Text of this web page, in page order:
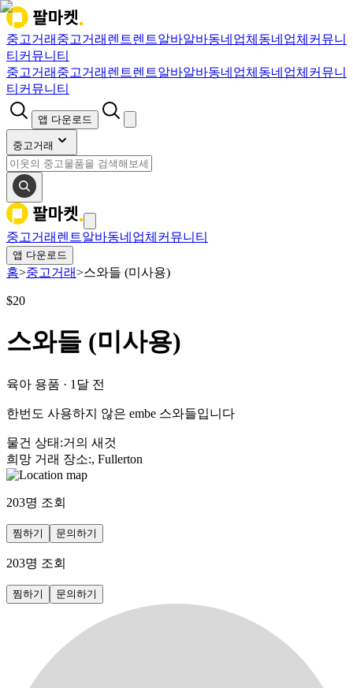
중고거래 중고거래 렌트렌트알바알바동네업체 동네업체 커뮤니
티 커뮤니티
중고거래 중고거래 렌트렌트알바알바동네업체 동네업체 커뮤니
티 커뮤니티
앱 다운로드
중고거래
중고거래 렌트알바동네업체 커뮤니티
앱 다운로드
홈>중고거래>스와들 (미사용)
$20
스와들 (미사용)
육아 용품 · 1달 전
한번도 사용하지 않은 embe 스와들입니다
물건 상태 :거의 새것
희망 거래 장소:, Fullerton
203명 조회
찜하기 문의하기
203명 조회
찜하기 문의하기